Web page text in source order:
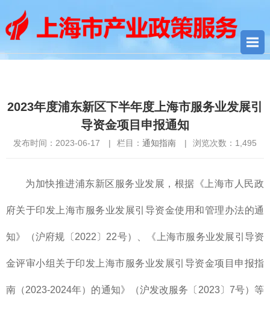
2023年度浦东新区下半年度上海市服务业发展引
导资金项目申报通知
发布时间：2023-06-17 | 栏目： 通知指南 | 浏览次数： 1,495
为加快推进浦东新区服务业发展，根据《上海市人民政
府关于印发上海市服务业发展引导资金使用和管理办法的通
知》（沪府规〔2022〕22号）、《上海市服务业发展引导资
金评审小组关于印发上海市服务业发展引导资金项目申报指
南（2023-2024年）的通知》（沪发改服务〔2023〕7号）等